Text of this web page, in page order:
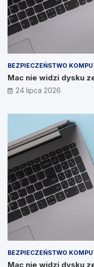
BEZPIECZEŃSTWO
Mac nie widzi dysku
24 lipca 2026
BEZPIECZEŃSTWO
Mac nie widzi dysku